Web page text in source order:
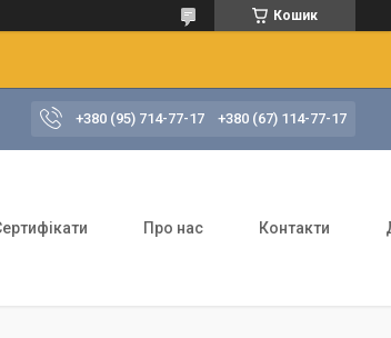
Кошик
+380 (95) 714-77-17 +380 (67) 114-77-17
Про нас Контакти